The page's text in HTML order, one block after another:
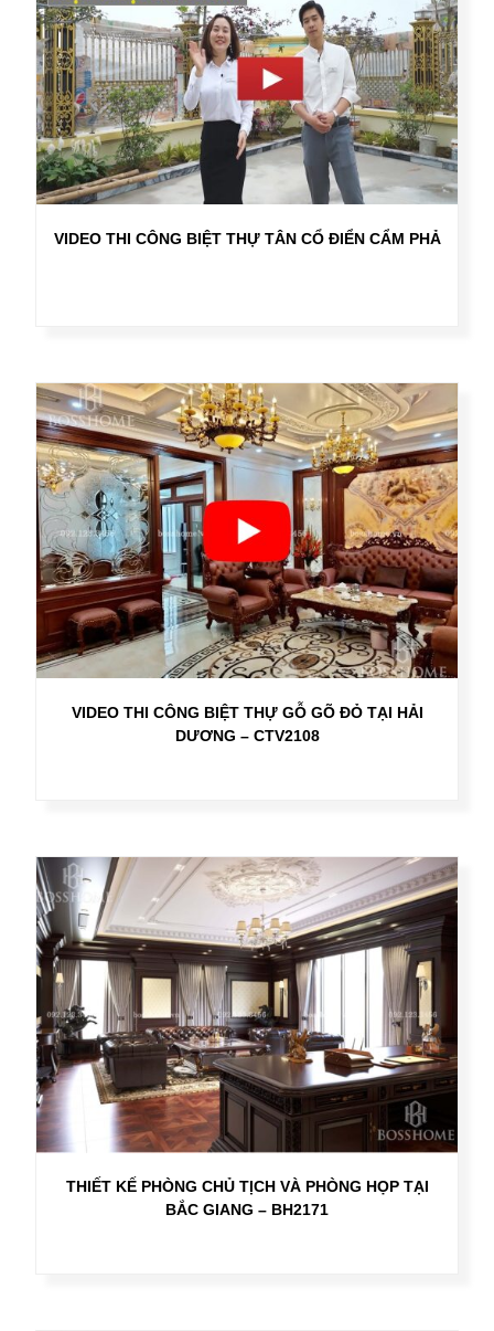
VIDEO THI CÔNG BIỆT THỰ TÂN CỔ ĐIỂN CẨM PHẢ
VIDEO THI CÔNG BIỆT THỰ GỖ GÕ ĐỎ TẠI HẢI
DƯƠNG – CTV2108
THIẾT KẾ PHÒNG CHỦ TỊCH VÀ PHÒNG HỌP TẠI
BẮC GIANG – BH2171